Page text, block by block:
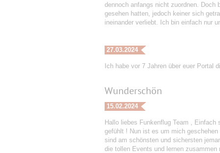
dennoch anfangs nicht zuordnen.
gesehen hatten, jedoch keiner sich
ineinander verliebt. Ich bin einfach nur
27.03.2024
Ich habe vor 7 Jahren über euer Portal
Wunderschön
15.02.2024
Hallo liebes Funkenflug Team ,
gefühlt ! Nun ist es um mich
sind am schönsten und sichersten
die tollen Events und lernen